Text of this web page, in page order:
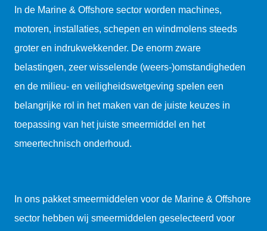
In de Marine & Offshore sector worden machines,
motoren, installaties, schepen en windmolens steeds
groter en indrukwekkender. De enorm zware
belastingen, zeer wisselende (weers-)omstandigheden
en de milieu- en veiligheidswetgeving spelen een
belangrijke rol in het maken van de juiste keuzes in
toepassing van het juiste smeermiddel en het
smeertechnisch onderhoud.
In ons pakket smeermiddelen voor de Marine & Offshore
sector hebben wij smeermiddelen geselecteerd voor